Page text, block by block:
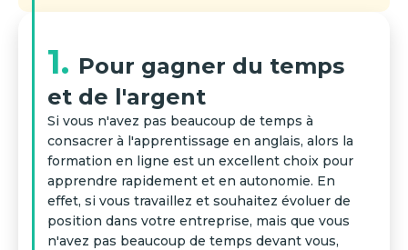
1. Pour gagner du temps
et de l'argent
Si vous n'avez pas beaucoup de temps à
consacrer à l'apprentissage en anglais, alors la
formation en ligne est un excellent choix pour
apprendre rapidement et en autonomie. En
effet, si vous travaillez et souhaitez évoluer de
position dans votre entreprise, mais que vous
n'avez pas beaucoup de temps devant vous,